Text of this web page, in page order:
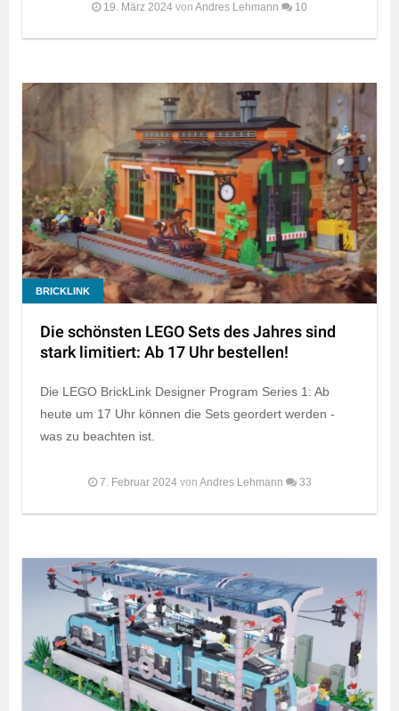
19. März 2024 von Andres Lehmann 10
BRICKLINK
Die schönsten LEGO Sets des Jahres sind
stark limitiert: Ab 17 Uhr bestellen!
Die LEGO BrickLink Designer Program Series 1: Ab
heute um 17 Uhr können die Sets geordert werden -
was zu beachten ist.
7. Februar 2024 von Andres Lehmann 33